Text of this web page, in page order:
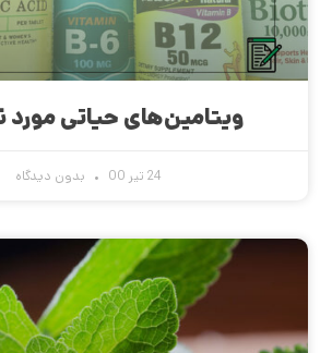
ویتامین‌های حیاتی مورد
24 تیر 00 بدون دیدگاه